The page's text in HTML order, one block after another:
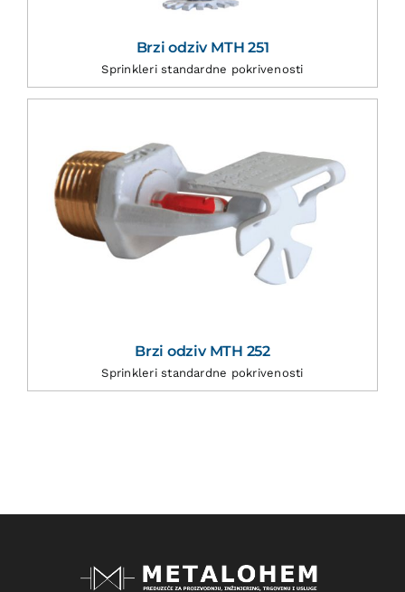
Brzi odziv MTH 251
Sprinkleri standardne pokrivenosti
Brzi odziv MTH 252
Sprinkleri standardne pokrivenosti